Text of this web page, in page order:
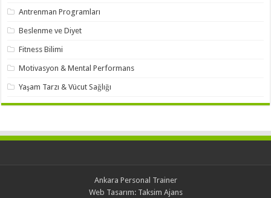
Antrenman Programları
Beslenme ve Diyet
Fitness Bilimi
Motivasyon & Mental Performans
Yaşam Tarzı & Vücut Sağlığı
Ankara Personal Trainer
Web Tasarım: Taksim Ajans